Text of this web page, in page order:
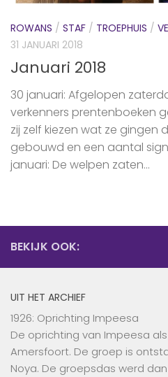
ROWANS / STAF / TROEPHUIS /
31 JANUARI 2018
Januari 2018
30 januari: Afgelopen
verkenners prentenboeken
zij zelf kiezen wat ze gingen
gebouwd en een aantal
januari: De welpen zaten...
BEKIJK OOK:
UIT HET ARCHIEF
1926: Oprichting Impeesa
De oprichting van Impeesa
Amersfoort. De groep is
Noya. De groepsdas werd